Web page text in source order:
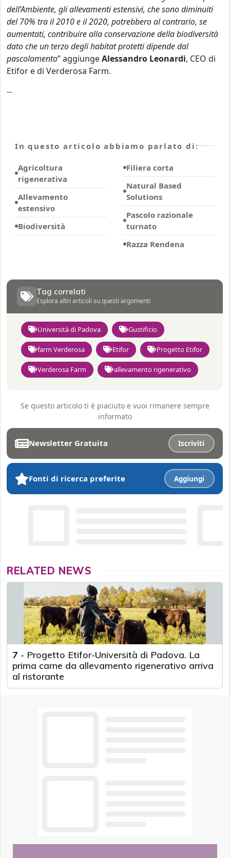
dell’Ambiente, gli allevamenti estensivi, che sono diminuiti
del 70% tra il 2010 e il 2020, potrebbero al contrario, se
aumentati, contribuire alla conservazione della biodiversità
dato che un terzo degli habitat protetti dipende dal
pascolamento” aggiungeAlessandro Leonardi, CEO di
Etifor e di Verderosa Farm.
--
In questo articolo abbiamo parlato di:
Agricoltura
rigenerativa
Allevamento
estensivo
Biodiversità
Filiera corta
Natural Based
Solutions
Pascolo razionale
turnato
Razza Rendena
Tag correlati
Esplora altri articoli su questi argomenti
Università di Padova Gustificio
farm Verderosa Etifor Progetto Etifor
Verderosa Farm allevamento rigenerativo
Se questo articolo ti è piaciuto e vuoi rimanere sempre
informato
Newsletter Gratuita Iscriviti
Fonti di ricerca preferite Aggiungi
RELATED NEWS
7 - Progetto Etifor-Università di Padova. La
prima carne da allevamento rigenerativo arriva
al ristorante